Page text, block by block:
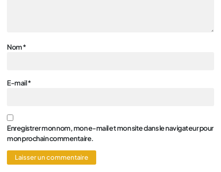
Nom*
E-mail*
Enregistrer mon nom, mon e-mail et mon site dans le navigateur pour
mon prochain commentaire.